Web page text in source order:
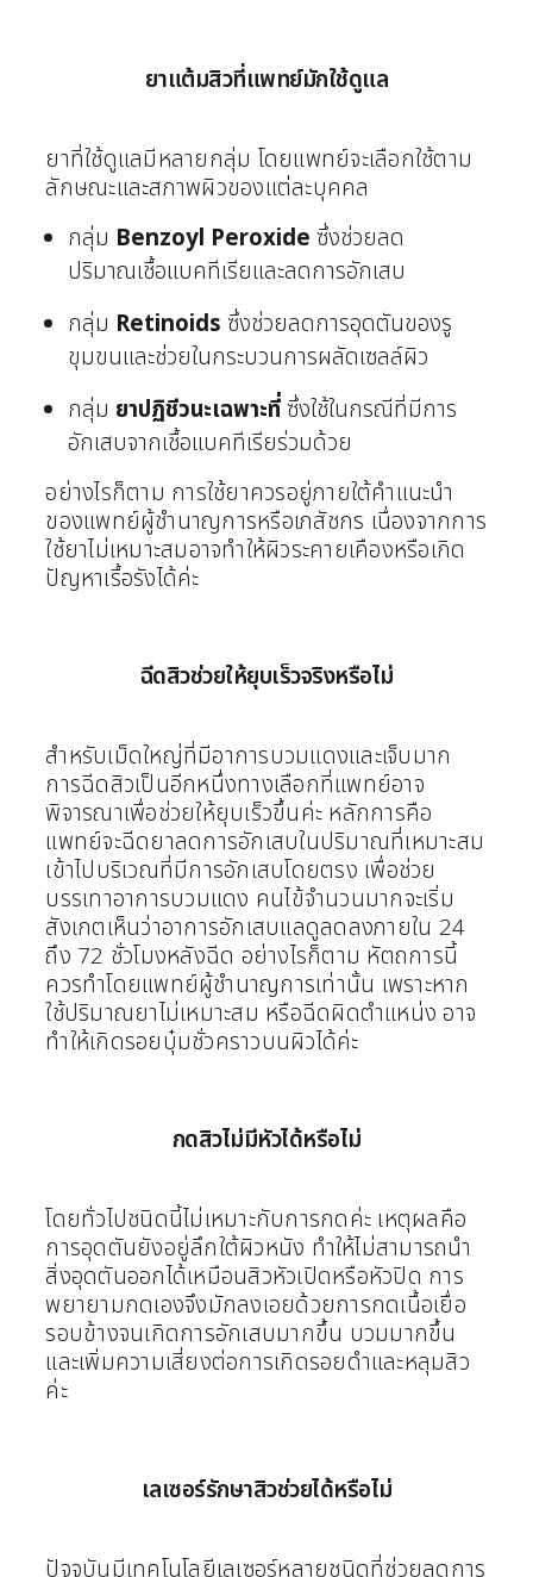
ยาแต้มสิวที่แพทย์มักใช้ดูแล
ยาที่ใช้ดูแลมีหลายกลุ่ม โดยแพทย์จะเลือกใช้ตาม
ลักษณะและสภาพผิวของแต่ละบุคคล
กลุ่ม Benzoyl Peroxide ซึ่งช่วยลด
ปริมาณเชื้อแบคทีเรียและลดการอักเสบ
กลุ่ม Retinoids ซึ่งช่วยลดการอุดตันของรู
ขุมขนและช่วยในกระบวนการผลัดเซลล์ผิว
กลุ่ม ยาปฏิชีวนะเฉพาะที่ซึ่งใช้ในกรณีที่มีการ
อักเสบจากเชื้อแบคทีเรียร่วมด้วย
อย่างไรก็ตาม การใช้ยาควรอยู่ภายใต้คำแนะนำ
ของแพทย์ผู้ชำนาญการหรือเภสัชกร เนื่องจากการ
ใช้ยาไม่เหมาะสมอาจทำให้ผิวระคายเคืองหรือเกิด
ปัญหาเรื้อรังได้ค่ะ
ฉีดสิวช่วยให้ยุบเร็วจริงหรือไม่
สำหรับเม็ดใหญ่ที่มีอาการบวมแดงและเจ็บมาก
การฉีดสิวเป็นอีกหนึ่งทางเลือกที่แพทย์อาจ
พิจารณาเพื่อช่วยให้ยุบเร็วขึ้นค่ะ หลักการคือ
แพทย์จะฉีดยาลดการอักเสบในปริมาณที่เหมาะสม
เข้าไปบริเวณที่มีการอักเสบโดยตรง เพื่อช่วย
บรรเทาอาการบวมแดง คนไข้จำนวนมากจะเริ่ม
สังเกตเห็นว่าอาการอักเสบแลดูลดลงภายใน 24
ถึง 72 ชั่วโมงหลังฉีด อย่างไรก็ตาม หัตถการนี้
ควรทำโดยแพทย์ผู้ชำนาญการเท่านั้น เพราะหาก
ใช้ปริมาณยาไม่เหมาะสม หรือฉีดผิดตำแหน่ง อาจ
ทำให้เกิดรอยบุ๋มชั่วคราวบนผิวได้ค่ะ
กดสิวไม่มีหัวได้หรือไม่
โดยทั่วไปชนิดนี้ไม่เหมาะกับการกดค่ะ เหตุผลคือ
การอุดตันยังอยู่ลึกใต้ผิวหนัง ทำให้ไม่สามารถนำ
สิ่งอุดตันออกได้เหมือนสิวหัวเปิดหรือหัวปิด การ
พยายามกดเองจึงมักลงเอยด้วยการกดเนื้อเยื่อ
รอบข้างจนเกิดการอักเสบมากขึ้น บวมมากขึ้น
และเพิ่มความเสี่ยงต่อการเกิดรอยดำและหลุมสิว
ค่ะ
เลเซอร์รักษาสิวช่วยได้หรือไม่
ปัจจุบันมีเทคโนโลยีเลเซอร์หลายชนิดที่ช่วยลดการ